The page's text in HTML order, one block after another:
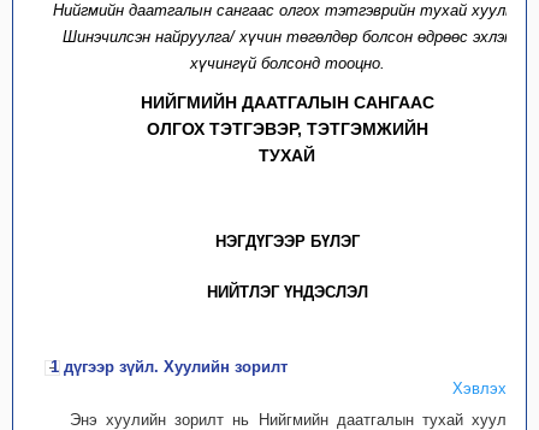
Нийгмийн даатгалын сангаас олгох тэтгэврийн тухай хууль /
Шинэчилсэн найруулга/ хүчин төгөлдөр болсон өдрөөс эхлэн
хүчингүй болсонд тооцно.
НИЙГМИЙН ДААТГАЛЫН САНГААС
ОЛГОХ ТЭТГЭВЭР, ТЭТГЭМЖИЙН
ТУХАЙ
НЭГДҮГЭЭР БҮЛЭГ
НИЙТЛЭГ ҮНДЭСЛЭЛ
1 дүгээр зүйл. Хуулийн зорилт
Хэвлэх
Энэ хуулийн зорилт нь Нийгмийн даатгалын тухай хуульд